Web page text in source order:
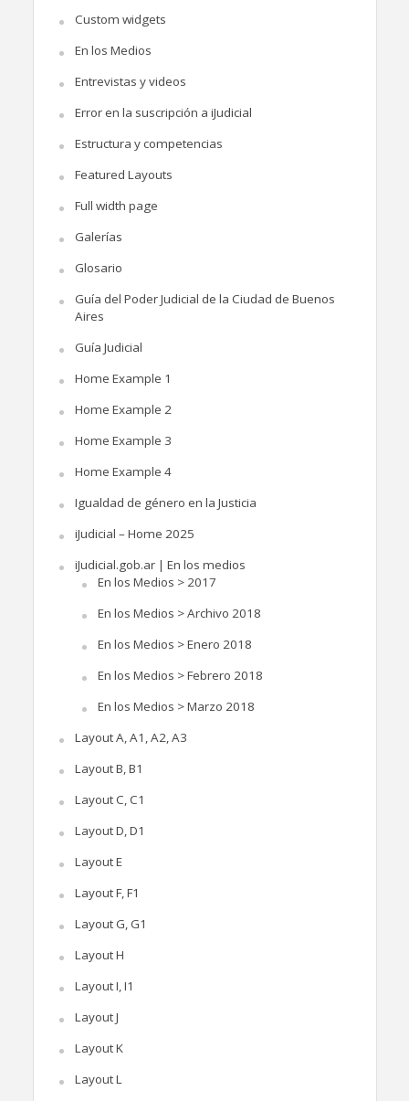
Custom widgets
En los Medios
Entrevistas y videos
Error en la suscripción a iJudicial
Estructura y competencias
Featured Layouts
Full width page
Galerías
Glosario
Guía del Poder Judicial de la Ciudad de Buenos
Aires
Guía Judicial
Home Example 1
Home Example 2
Home Example 3
Home Example 4
Igualdad de género en la Justicia
iJudicial – Home 2025
iJudicial.gob.ar | En los medios
En los Medios > 2017
En los Medios > Archivo 2018
En los Medios > Enero 2018
En los Medios > Febrero 2018
En los Medios > Marzo 2018
Layout A, A1, A2, A3
Layout B, B1
Layout C, C1
Layout D, D1
Layout E
Layout F, F1
Layout G, G1
Layout H
Layout I, I1
Layout J
Layout K
Layout L